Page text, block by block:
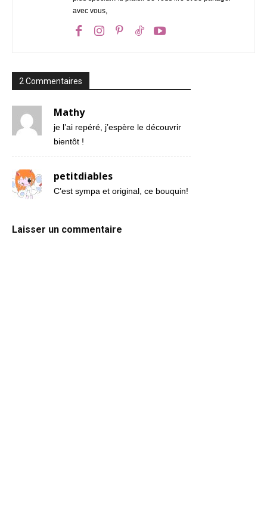
avec vous,
2 Commentaires
Mathy
je l’ai repéré, j’espère le découvrir
bientôt !
petitdiables
C’est sympa et original, ce bouquin!
Laisser un commentaire